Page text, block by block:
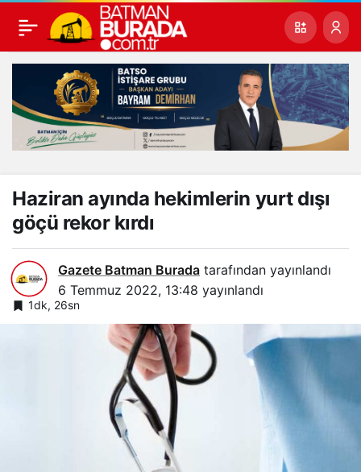
Haziran ayında hekimlerin yurt dışı
göçü rekor kırdı
Gazete Batman Burada tarafından yayınlandı
6 Temmuz 2022, 13:48 yayınlandı
1dk, 26sn